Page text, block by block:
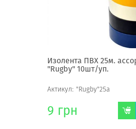
Изолента ПВХ 25м.
"Rugby" 10шт/уп.
Актикул: "Rugby"25а
9 грн